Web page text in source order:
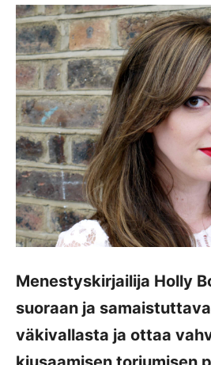
Menestyskirjailija Holly
suoraan ja
väkivallasta ja ottaa